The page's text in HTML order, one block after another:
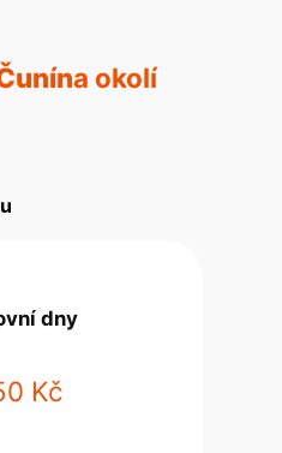
a okolí
dny
Kč